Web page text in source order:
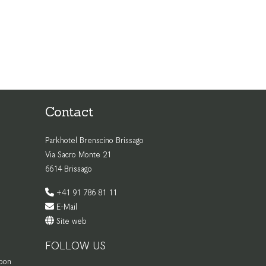
Contact
Parkhotel Brenscino Brissago
Via Sacro Monte 21
6614 Brissago
+41 91 786 81 11
E-Mail
Site web
FOLLOW US